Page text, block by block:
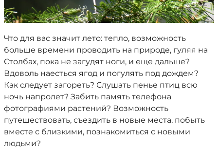
Что для вас значит лето: тепло, возможность
больше времени проводить на природе, гуляя на
Столбах, пока не загудят ноги, и еще дальше?
Вдоволь наесться ягод и погулять под дождем?
Как следует загореть? Слушать пенье птиц всю
ночь напролет? Забить память телефона
фотографиями растений? Возможность
путешествовать, съездить в новые места, побыть
вместе с близкими, познакомиться с новыми
людьми?